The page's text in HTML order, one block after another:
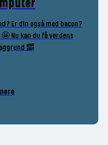
Er din også med bacon?
Nu kan du få verdens
🥓